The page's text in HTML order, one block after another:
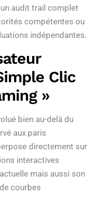
audit trail complet
compétentes ou
indépendantes.
Clic
»
bien au-delà du
aux paris
directement sur
interactives
mais aussi son
courbes